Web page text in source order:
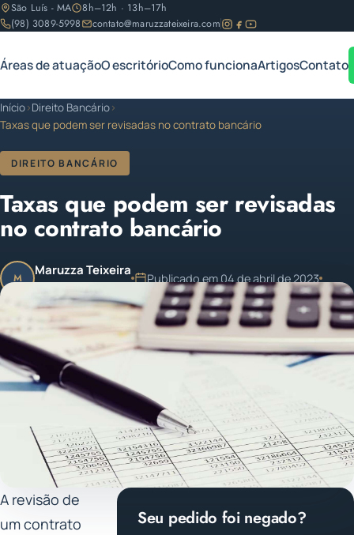
São Luís - MA
8h–12h · 13h–17h
(98) 3089-5998
contato@maruzzateixeira.com
Áreas de atuaçãoO escritórioComo funcionaArtigosContato
Início›Direito Bancário›
Taxas que podem ser revisadas no contrato bancário
DIREITO BANCÁRIO
Taxas que podem ser revisadas
no contrato bancário
M Maruzza Teixeira
Publicado em 04 de abril de 2023
1 min de leitura
A revisão de
um contrato
Seu pedido foi negado?